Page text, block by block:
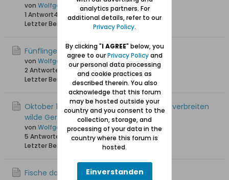
von Wolfgang
1 Antwort43.035 Hits0 Likes
Letzter Beitrag
23.11.2017, 21:28
Fünflinge im alten Tiegenhof
von Wolfgang
2 Antworten
13.437 Hits
0 Likes
Letzter Beitrag
12.04.2017, 21:20
Oktober 1944: Ostpreußische Flüchtlinge verbreiten
wilde Gerüchte
von Wolfgang
5 Antworten
18.386 Hits0 Likes
Letzter Beitrag
27.09.2016, 12:14
Fische darf man nicht mit Eis kühlen
analytics partners. For
additional details, refer to our
Privacy Policy.
By clicking "I AGREE" below, you
agree to ourPrivacy Policyand
our personal data processing
and cookie practices as
described therein. You also
acknowledge that this forum
may be hosted outside your
country and you consent to the
collection, storage, and
processing of your data in the
country where this forum is
hosted.
Einverstanden